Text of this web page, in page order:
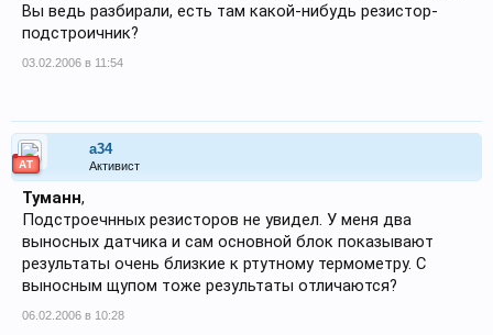
Вы ведь разбирали, есть там какой-нибудь резистор-
подстроичник?
03.02.2006 в 11:54
АТ
a34
Активист
Туманн,
Подстроечнных резисторов не увидел. У меня два
выносных датчика и сам основной блок показывают
результаты очень близкие к ртутному термометру. С
выносным щупом тоже результаты отличаются?
06.02.2006 в 10:28